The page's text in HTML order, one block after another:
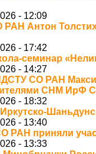
- 12:09
Антон
- 17:42
- 14:27
СО РАН
СНМ ИрФ
- 18:32
- 13:40
РАН приняли
- 13:33